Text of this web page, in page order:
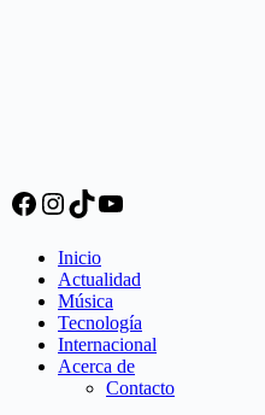
Facebook
Instagram
TikTok
YouTube
Inicio
Actualidad
Música
Tecnología
Internacional
Acerca de
Contacto